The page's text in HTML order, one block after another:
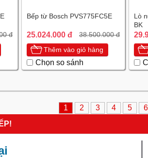
đ
Bếp từ Bosch PVS775FC5E
25.024.000 đ 38.500.000 đ
Thêm vào giỏ hàng
Chọn so sánh
Lò
BK
1 2 3 4 5 6